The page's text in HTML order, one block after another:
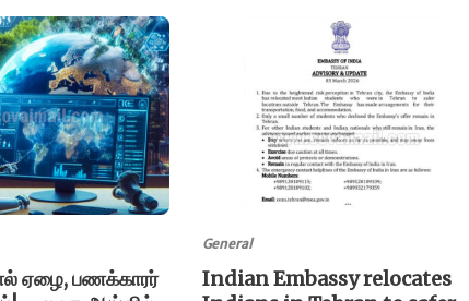
ஏழை, பணக்காரர்
General
Indian Embassy relocates